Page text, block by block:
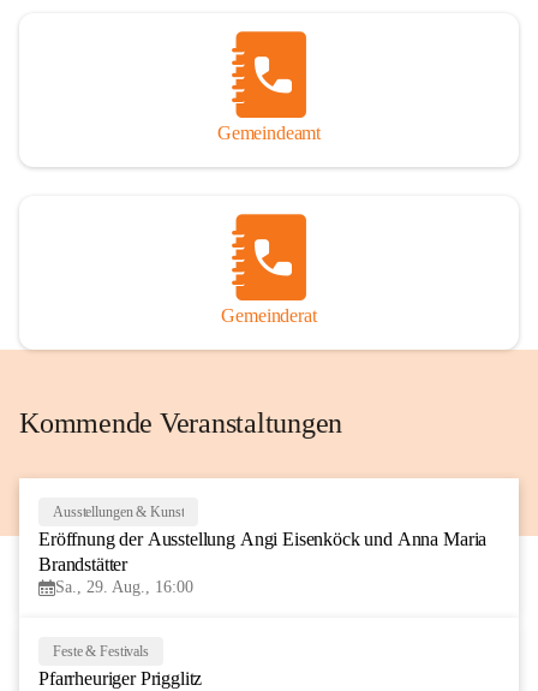
Gemeindeamt
Gemeinderat
Kommende Veranstaltungen
AUG
Ausstellungen & Kunst
Eröffnung der Ausstellung Angi Eisenköck und Anna Maria
Brandstätter
Sa., 29. Aug., 16:00
Feste & Festivals
Pfarrheuriger Prigglitz